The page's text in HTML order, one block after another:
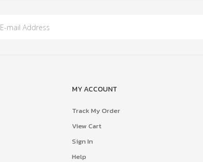
MY ACCOUNT
Track My Order
View Cart
Sign In
Help